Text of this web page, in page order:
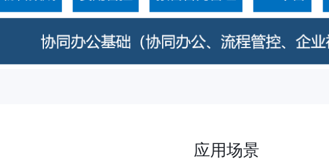
应用场景